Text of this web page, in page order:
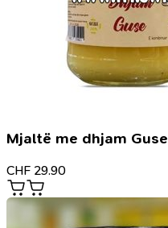
Mjaltë me dhjam Guse
CHF 29.90